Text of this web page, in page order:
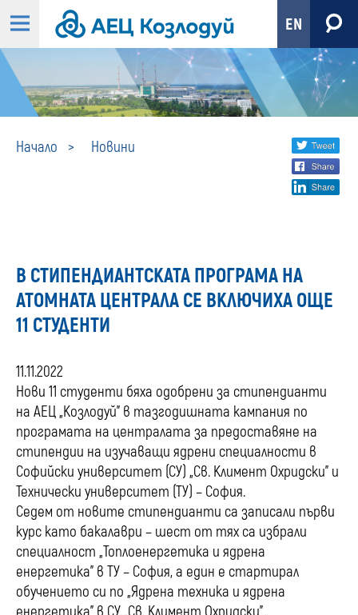
EN
Начало Новини
Share
social
В СТИПЕНДИАНТСКАТА ПРОГРАМА НА
АТОМНАТА ЦЕНТРАЛА СЕ ВКЛЮЧИХА ОЩЕ
11 СТУДЕНТИ
11.11.2022
Нови 11 студенти бяха одобрени за стипендианти
на АЕЦ „Козлодуй” в тазгодишната кампания по
програмата на централата за предоставяне на
стипендии на изучаващи ядрени специалности в
Софийски университет (СУ) „Св. Климент Охридски” и
Технически университет (ТУ) – София.
Седем от новите стипендианти са записали първи
курс като бакалаври – шест от тях са избрали
специалност „Топлоенергетика и ядрена
енергетика” в ТУ – София, а един е стартирал
обучението си по „Ядрена техника и ядрена